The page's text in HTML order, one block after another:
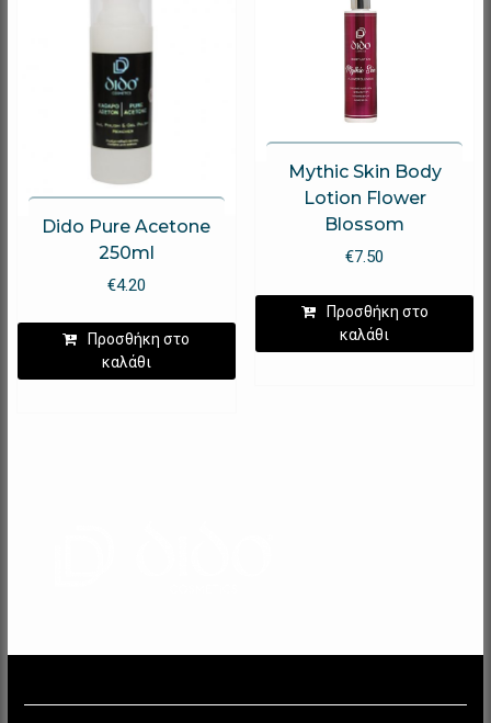
Dido Pure Acetone
250ml
€4.20
Προσθήκη στο
καλάθι
Mythic Skin Body
Lotion Flower
Blossom
€7.50
Προσθήκη στο
καλάθι